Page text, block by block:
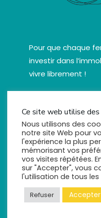
Pour que chaque
investir dans
vivre librement !
© Comels - 2022. Tous
Créez votre site avec
Ce site web utilise des
Nous utilisons des
notre site Web pour
l'expérience la plus
mémorisant vos
vos visites répétées.
sur "Accepter", vous
l'utilisation de tous les
Refuser Accepter